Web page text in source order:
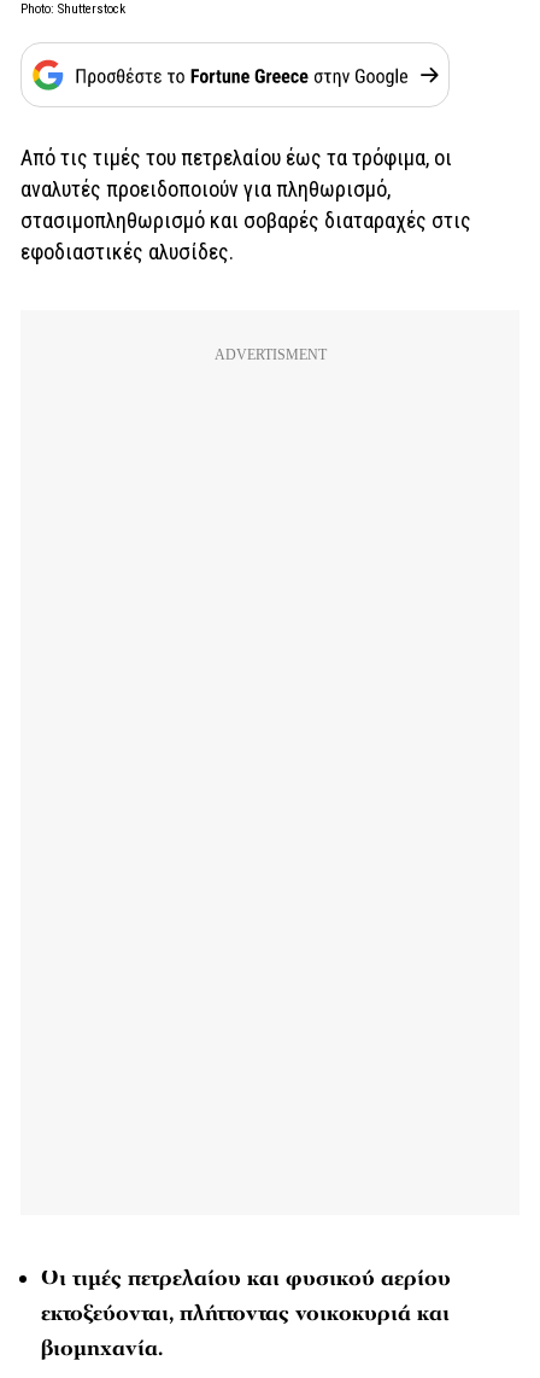
Photo: Shutterstock
Από τις τιμές του πετρελαίου έως τα τρόφιμα, οι
αναλυτές προειδοποιούν για πληθωρισμό,
στασιμοπληθωρισμό και σοβαρές διαταραχές στις
εφοδιαστικές αλυσίδες.
Οι τιμές πετρελαίου και φυσικού αερίου
εκτοξεύονται, πλήττοντας νοικοκυριά και
βιομηχανία.